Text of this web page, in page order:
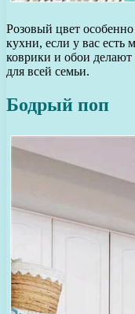
Розовый цвет
кухни, если у вас есть
коврики и обои
для всей семьи.
Бодрый поп